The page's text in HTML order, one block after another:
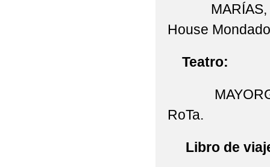
MARÍAS,
House
Teatro:
RoTa.
Libro de